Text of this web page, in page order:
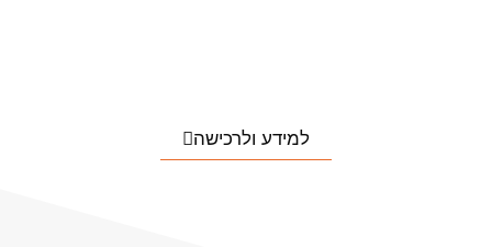
למידע ולרכישה